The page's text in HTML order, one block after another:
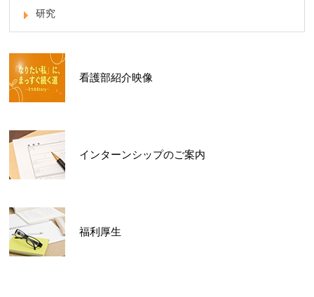
研究
看護部紹介映像
インターンシップのご案内
福利厚生